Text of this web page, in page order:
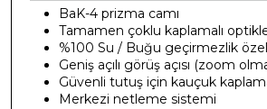
BaK-4 prizma camı
Tamamen çoklu kaplamalı
%100 Su / Buğu geçirmezlik
Geniş açılı görüş açısı (zoom
Güvenli tutuş için kauçuk
Merkezi netleme sistemi